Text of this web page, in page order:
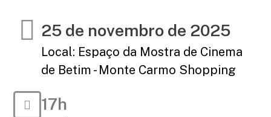
25 de novembro de 2025
Local: Espaço da Mostra de Cinema
de Betim - Monte Carmo Shopping
17h